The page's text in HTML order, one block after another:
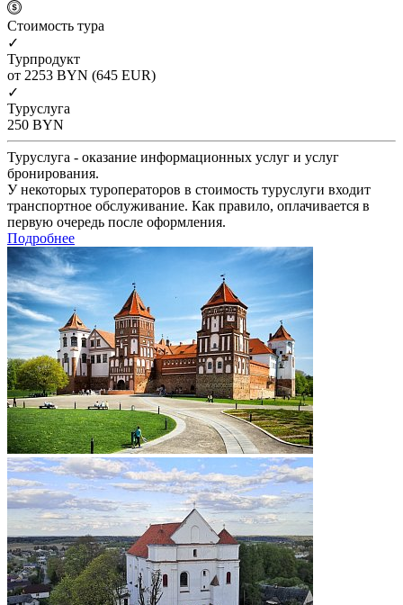
Cтоимость тура
✓
Турпродукт
от 2253 BYN (645 EUR)
✓
Туруслуга
250 BYN
Туруслуга - оказание информационных услуг и услуг
бронирования.
У некоторых туроператоров в стоимость туруслуги входит
транспортное обслуживание. Как правило, оплачивается в
первую очередь после оформления.
Подробнее